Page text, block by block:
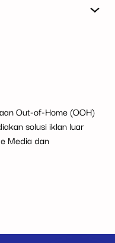
Out-of-Home (OOH)
solusi iklan luar
Media dan